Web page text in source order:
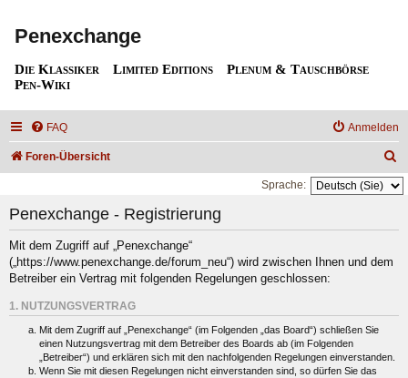
Penexchange
Die Klassiker Limited Editions
Plenum & Tauschbörse
Pen-Wiki
FAQ Anmelden
Foren-Übersicht
u
h
Sprache:
Penexchange - Registrierung
Mit dem Zugriff auf „Penexchange“
(„https://www.penexchange.de/forum_neu“) wird zwischen Ihnen und dem
Betreiber ein Vertrag mit folgenden Regelungen geschlossen:
1. NUTZUNGSVERTRAG
Mit dem Zugriff auf „Penexchange“ (im Folgenden „das Board“) schließen Sie
einen Nutzungsvertrag mit dem Betreiber des Boards ab (im Folgenden
„Betreiber“) und erklären sich mit den nachfolgenden Regelungen einverstanden.
Wenn Sie mit diesen Regelungen nicht einverstanden sind, so dürfen Sie das